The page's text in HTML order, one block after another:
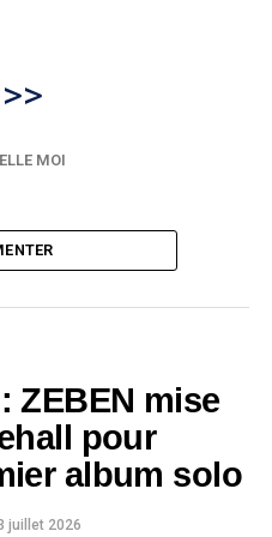
>>
MOI
ZEBEN mise
pour
album solo
juillet 2026